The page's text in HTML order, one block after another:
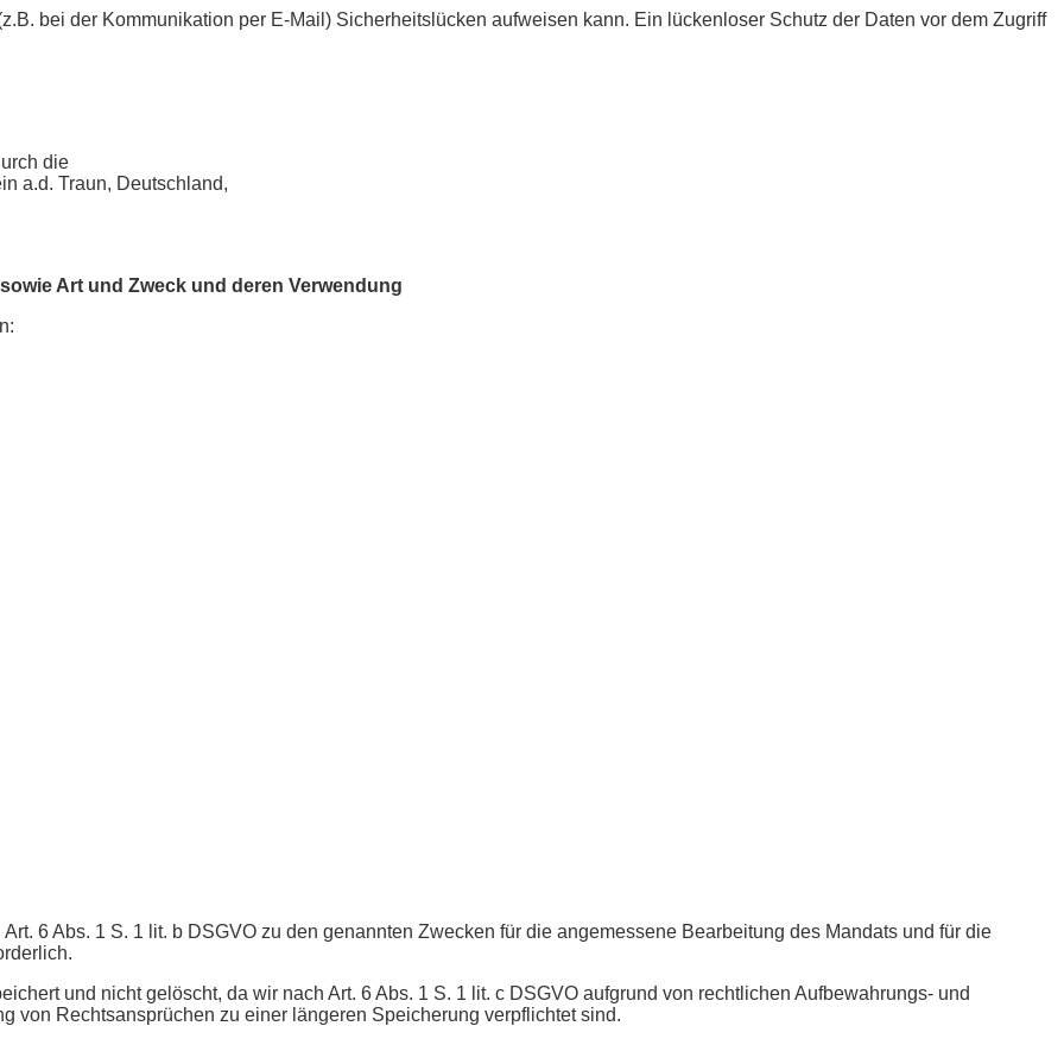
bei der Kommunikation per E-Mail) Sicherheitslücken aufweisen kann. Ein lückenloser Schutz der Daten vor dem Zugriff
die
a.d. Traun, Deutschland,
Art und Zweck und deren Verwendung
6 Abs. 1 S. 1 lit. b DSGVO zu den genannten Zwecken für die angemessene Bearbeitung des Mandats und für die
und nicht gelöscht, da wir nach Art. 6 Abs. 1 S. 1 lit. c DSGVO aufgrund von rechtlichen Aufbewahrungs- und
von Rechtsansprüchen zu einer längeren Speicherung verpflichtet sind.